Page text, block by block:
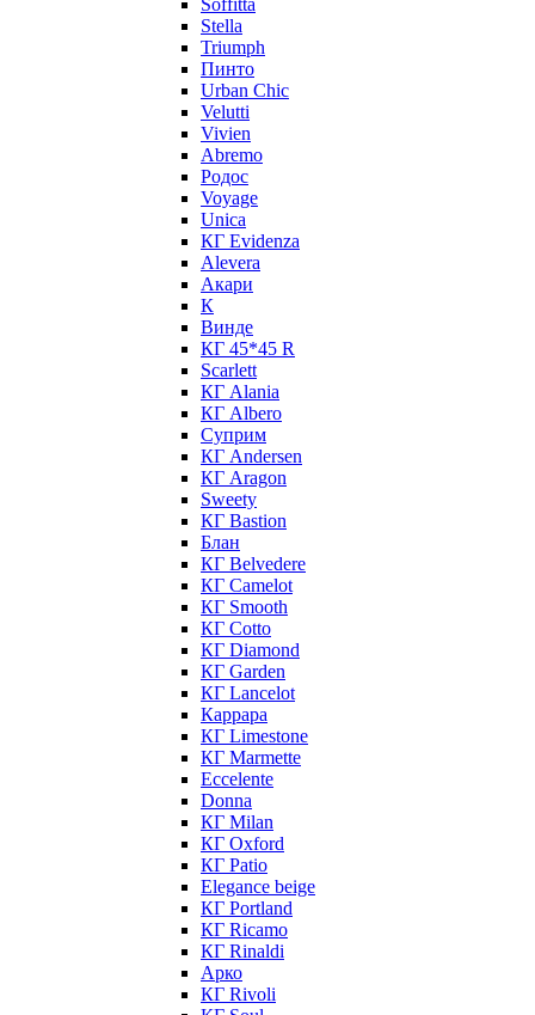
Soffitta
Stella
Triumph
Пинто
Urban Chic
Velutti
Vivien
Abremo
Родос
Voyage
Unica
КГ Evidenza
Alevera
Акари
К
Винде
КГ 45*45 R
Scarlett
КГ Alania
КГ Albero
Суприм
КГ Andersen
КГ Aragon
Sweety
КГ Bastion
Блан
КГ Belvedere
КГ Camelot
КГ Smooth
КГ Cotto
КГ Diamond
КГ Garden
КГ Lancelot
Каррара
КГ Limestone
КГ Marmette
Eccelente
Donna
КГ Milan
КГ Oxford
КГ Patio
Elegance beige
КГ Portland
КГ Ricamo
КГ Rinaldi
Арко
КГ Rivoli